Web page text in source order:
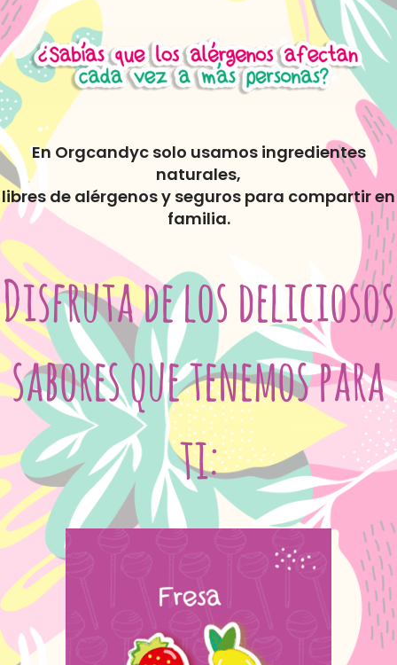
En Orgcandyc solo usamos ingredientes
naturales,
libres de alérgenos y seguros para compartir en
familia.
Disfruta de los deliciosos
sabores que tenemos para
ti: